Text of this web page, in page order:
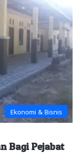
Ekonomi & Bisnis
Bagi Pejabat